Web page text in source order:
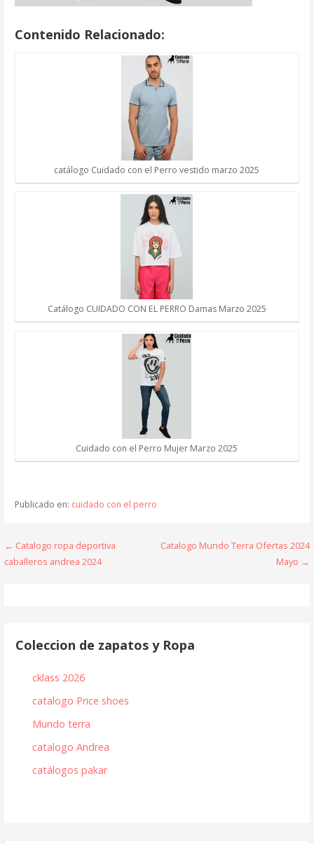
Contenido Relacionado:
catálogo Cuidado con el Perro vestido marzo 2025
Catálogo CUIDADO CON EL PERRO Damas Marzo 2025
Cuidado con el Perro Mujer Marzo 2025
Publicado en: cuidado con el perro
Navegación
← Catalogo ropa deportiva
caballeros andrea 2024
Catalogo Mundo Terra Ofertas 2024
Mayo →
Coleccion de zapatos y Ropa
cklass 2026
catalogo Price shoes
Mundo terra
catalogo Andrea
catálogos pakar